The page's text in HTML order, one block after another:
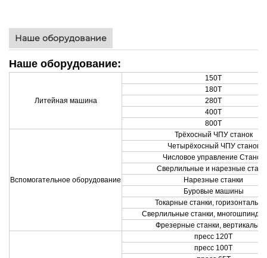
Наше оборудование
Наше оборудование:
Литейная машина
150T
180T
280T
400Т
800T
Вспомогательное оборудование
Трёхосный ЧПУ станок
Четырёхосный ЧПУ станок
Числовое управление Станок
Сверлильные и нарезные
Нарезные станки
Буровые машины
Токарные станки,
Сверлильные станки,
Фрезерные станки,
пресс 120T
пресс 100T